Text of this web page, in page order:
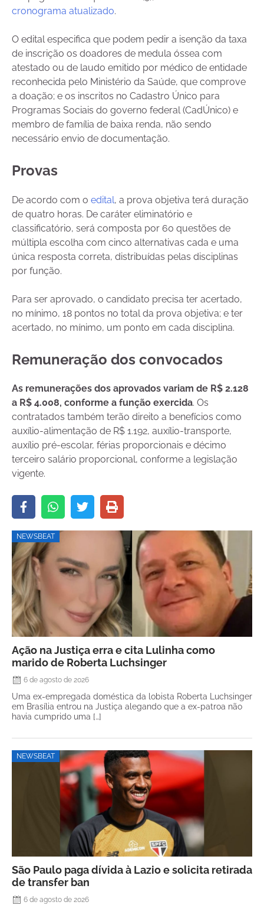
cronograma atualizado.
O edital especifica que podem pedir a isenção da taxa
de inscrição os doadores de medula óssea com
atestado ou de laudo emitido por médico de entidade
reconhecida pelo Ministério da Saúde, que comprove
a doação; e os inscritos no Cadastro Único para
Programas Sociais do governo federal (CadÚnico) e
membro de família de baixa renda, não sendo
necessário envio de documentação.
Provas
De acordo com o edital, a prova objetiva terá duração
de quatro horas. De caráter eliminatório e
classificatório, será composta por 60 questões de
múltipla escolha com cinco alternativas cada e uma
única resposta correta, distribuídas pelas disciplinas
por função.
Para ser aprovado, o candidato precisa ter acertado,
no mínimo, 18 pontos no total da prova objetiva; e ter
acertado, no mínimo, um ponto em cada disciplina.
Remuneração dos convocados
As remunerações dos aprovados variam de R$ 2.128
a R$ 4.008, conforme a função exercida. Os
contratados também terão direito a benefícios como
auxílio-alimentação de R$ 1.192, auxílio-transporte,
auxílio pré-escolar, férias proporcionais e décimo
terceiro salário proporcional, conforme a legislação
vigente.
NEWSBEAT
Ação na Justiça erra e cita Lulinha como
marido de Roberta Luchsinger
6 de agosto de 2026
Uma ex-empregada doméstica da lobista Roberta Luchsinger
em Brasília entrou na Justiça alegando que a ex-patroa não
havia cumprido uma […]
NEWSBEAT
São Paulo paga dívida à Lazio e solicita retirada
de transfer ban
6 de agosto de 2026